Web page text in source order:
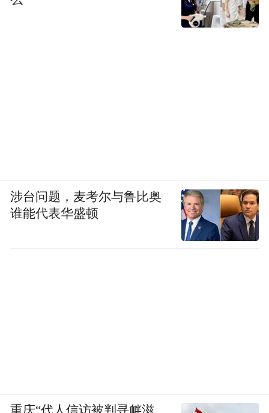
涉台问题，麦考尔与鲁比奥
谁能代表华盛顿
重庆“代人信访被判寻衅滋